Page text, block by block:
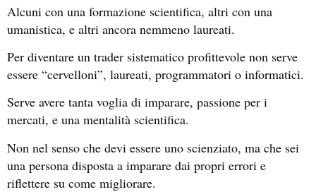
Alcuni con una formazione scientifica, altri con una
umanistica, e altri ancora nemmeno laureati.
Per diventare un trader sistematico profittevole non serve
essere “cervelloni”, laureati, programmatori o informatici.
Serve avere tanta voglia di imparare, passione per i
mercati, e una mentalità scientifica.
Non nel senso che devi essere uno scienziato, ma che sei
una persona disposta a imparare dai propri errori e
riflettere su come migliorare.